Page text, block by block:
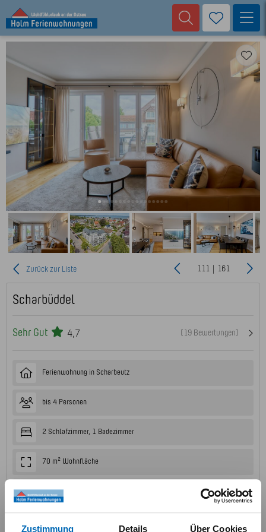
Zustimmung Details Über Cookies
Zurück zur Liste 111 | 161
Scharbüddel
Sehr Gut 4,7 (19 Bewertungen)
Ferienwohnung in Scharbeutz
bis 4 Personen
2 Schlafzimmer, 1 Badezimmer
70 m² Wohnfläche
Mit Balkon und Parkplatz